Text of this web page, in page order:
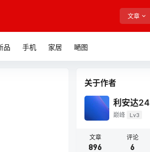
文章
品 手机 家居 嗮图
关于作者
利安达24
巅峰 Lv3
文章
896
评论
6